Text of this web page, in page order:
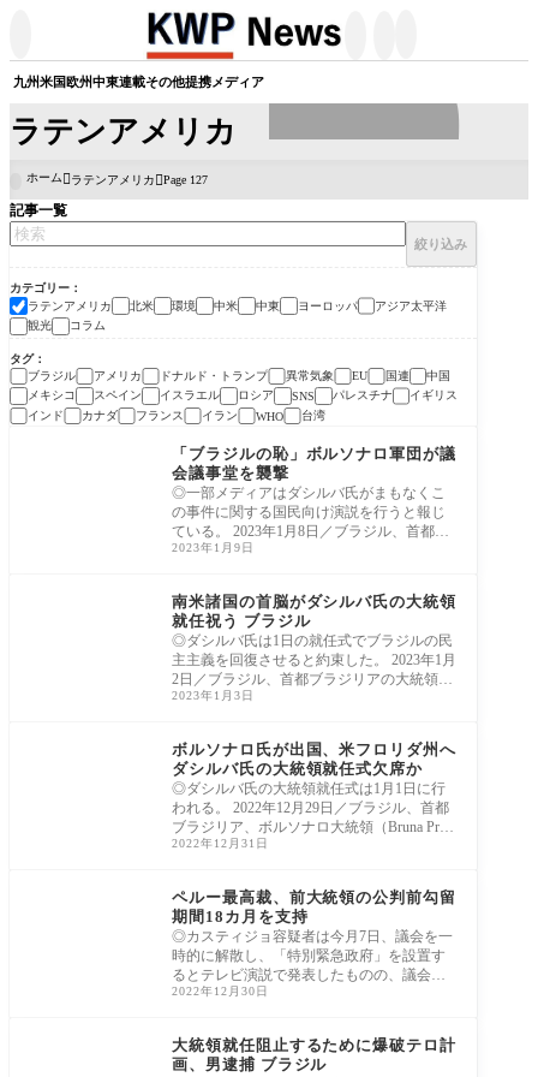
ラテンアメリカ
九州米国欧州中東連載その他提携メディア
ホーム ラテンアメリカ Page 127
記事一覧
絞り込み
カテゴリー
ラテンアメリカ
北米 環境 中米 中東 ヨーロッパ
アジア太平洋
観光
コラム
タグ
ブラジル
アメリカ ドナルド・トランプ 異常気象 EU 国連
中国
メキシコ
スペイン イスラエル ロシア SNS パレスチナ
イギリス
インド
カナダ フランス イラン WHO 台湾
ラテンアメリカ
「ブラジルの恥」ボルソナロ軍団が議
会議事堂を襲撃
◎一部メディアはダシルバ氏がまもなくこ
の事件に関する国民向け演説を行うと報じ
ている。 2023年1月8日／ブラジル、首都ブ
ラジリ
2023年1月9日
南米諸国の首脳がダシルバ氏の大統領
就任祝う ブラジル
◎ダシルバ氏は1日の就任式でブラジルの民
主主義を回復させると約束した。 2023年1月
2日／ブラジル、首都ブラジリアの大統領
府、ダ
2023年1月3日
ボルソナロ氏が出国、米フロリダ州へ
ダシルバ氏の大統領就任式欠席か
◎ダシルバ氏の大統領就任式は1月1日に行
われる。 2022年12月29日／ブラジル、首都
ブラジリア、ボルソナロ大統領（Bruna Prad
o／AP通信）
2022年12月31日
ペルー最高裁、前大統領の公判前勾留
期間18カ月を支持
◎カスティジョ容疑者は今月7日、議会を一
時的に解散し、「特別緊急政府」を設置す
るとテレビ演説で発表したものの、議会の
弾劾
2022年12月30日
大統領就任阻止するために爆破テロ計
画、男逮捕 ブラジル